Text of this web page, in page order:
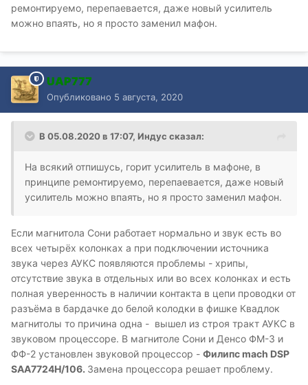
ремонтируемо, перепаевается, даже новый усилитель
можно впаять, но я просто заменил мафон.
UAP777
Опубликовано 5 августа, 2020
В 05.08.2020 в 17:07, Индус сказал:
На всякий отпишусь, горит усилитель в мафоне, в
принципе ремонтируемо, перепаевается, даже новый
усилитель можно впаять, но я просто заменил мафон.
Если магнитола Сони работает нормально и звук есть во
всех четырёх колонках а при подключении источника
звука через АУКС появляются проблемы - хрипы,
отсутствие звука в отдельных или во всех колонках и есть
полная уверенность в наличии контакта в цепи проводки от
разъёма в бардачке до белой колодки в фишке Квадлок
магнитолы то причина одна - вышел из строя тракт АУКС в
звуковом процессоре. В магнитоле Сони и Денсо ФМ-3 и
ФФ-2 установлен звуковой процессор - Филипс mach DSP
SAA7724H/106. Замена процессора решает проблему.